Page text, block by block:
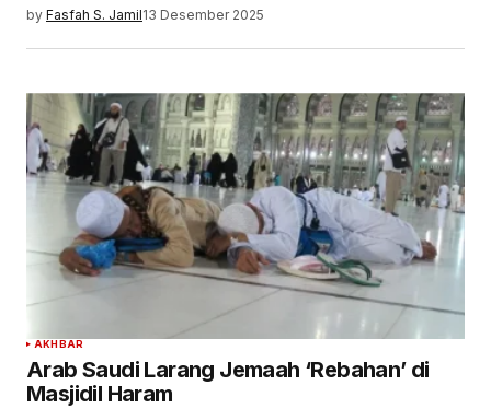
by Fasfah S. Jamil13 Desember 2025
AKHBAR
Arab Saudi Larang Jemaah ‘Rebahan’ di
Masjidil Haram